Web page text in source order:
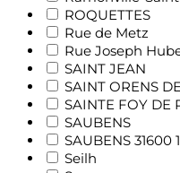
ROQUETTES
Rue de Metz
Rue Joseph
SAINT JEAN
SAINT ORENS
SAINTE FOY DE
SAUBENS
SAUBENS 31600
Seilh